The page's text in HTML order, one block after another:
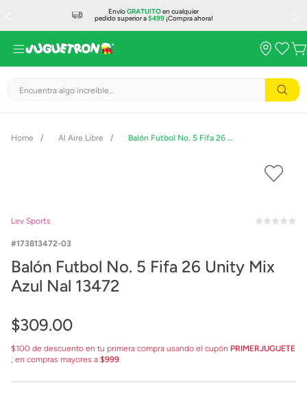
EnvíoGRATUITOen cualquier
pedido superior a$499¡Compra ahora!
Encuentra algo increíble...
Al Aire Libre Balón Futbol No. 5 Fifa 26 Unity Mix Azul Nal 13472
Lev Sports
173813472-03
Balón Futbol No. 5 Fifa 26 Unity Mix
Azul Nal 13472
$309.00
$100 de descuento en tu primera compra usando el cupón PRIMERJUGUETE
, en compras mayores a $999.